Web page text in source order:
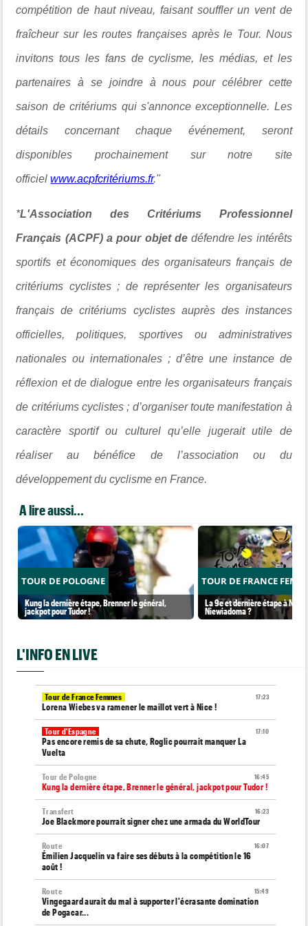
compétition de haut niveau, faisant souffler un vent de
fraîcheur sur les routes françaises après le Tour. Nous
invitons tous les fans de cyclisme, les médias, et les
partenaires à se joindre à nous pour célébrer cette
saison de critériums qui s'annonce exceptionnelle. Les
détails concernant chaque événement, seront
disponibles prochainement sur notre site
officielwww.acpfcritériums.fr."
*L'Association des Critériums Professionnel
Français (ACPF)a pour objet dedéfendre les intérêts
sportifs et économiques des organisateurs français de
critériums cyclistes ; de représenter les organisateurs
français de critériums cyclistes auprès des instances
officielles, politiques, sportives ou administratives
nationales ou internationales ; d’être une instance de
réflexion et de dialogue entre les organisateurs français
de critériums cyclistes ; d’organiser toute manifestation à
caractère sportif ou culturel qu’elle jugerait utile de
réaliser au bénéfice de l’association ou du
développement du cyclisme en France.
A lire aussi...
TOUR DE POLOGNE
Kung la dernière étape, Brenner le général,
jackpot pour Tudor !
TOUR DE FRANCE
La 9e et dernière étape à
Niewiadoma ?
L'INFO EN LIVE
17:23
Tour de France Femmes
Lorena Wiebes va ramener le maillot vert à Nice !
17:10
Tour d'Espagne
Pas encore remis de sa chute, Roglic pourrait manquer La
Vuelta
16:45
Tour de Pologne
Kung la dernière étape, Brenner le général, jackpot pour Tudor !
16:23
Transfert
Joe Blackmore pourrait signer chez une armada du WorldTour
16:07
Route
Émilien Jacquelin va faire ses débuts à la compétition le 16
août !
15:49
Route
Vingegaard aurait du mal à supporter l'écrasante domination
de Pogacar...